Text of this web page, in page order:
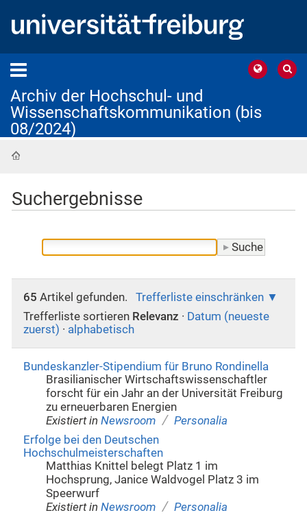
Archiv der Hochschul- und
Wissenschaftskommunikation (bis
08/2024)
Suchergebnisse
65 Artikel gefunden.
Trefferliste einschränken
Trefferliste sortieren Relevanz · Datum (neueste
zuerst) · alphabetisch
Bundeskanzler-Stipendium für Bruno Rondinella
Brasilianischer Wirtschaftswissenschaftler
forscht für ein Jahr an der Universität Freiburg
zu erneuerbaren Energien
Existiert in Newsroom / Personalia
Erfolge bei den Deutschen
Hochschulmeisterschaften
Matthias Knittel belegt Platz 1 im
Hochsprung, Janice Waldvogel Platz 3 im
Speerwurf
Existiert in Newsroom / Personalia